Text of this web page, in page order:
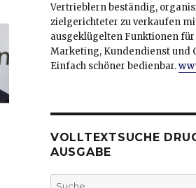
Vertrieblern beständig,
zielgerichteter zu verkaufen
ausgeklügelten Funktionen für
Marketing, Kundendienst und
Einfach schöner bedienbar.
VOLLTEXTSUCHE
AUSGABE
Suche